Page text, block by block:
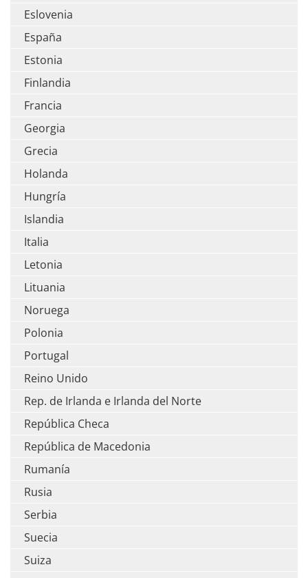
Eslovenia
España
Estonia
Finlandia
Francia
Georgia
Grecia
Holanda
Hungría
Islandia
Italia
Letonia
Lituania
Noruega
Polonia
Portugal
Reino Unido
Rep. de Irlanda e Irlanda del Norte
República Checa
República de Macedonia
Rumanía
Rusia
Serbia
Suecia
Suiza